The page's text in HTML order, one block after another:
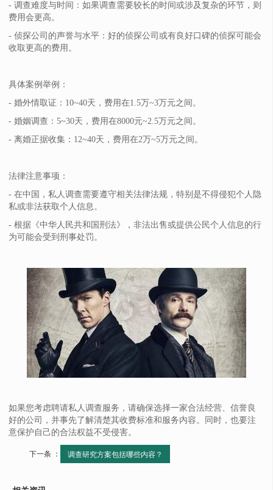
- 调查难度与时间：如果调查需要较长的时间或涉及复杂的环节，则
费用会更高。
- 侦探公司的声誉与水平：好的侦探公司或有良好口碑的侦探可能会
收取更高的费用。
具体案例举例：
- 婚外情取证：10~40天，费用在1.5万~3万元之间。
- 婚姻调查：5~30天，费用在8000元~2.5万元之间。
- 离婚正据收集：12~40天，费用在2万~5万元之间。
法律注意事项：
- 在中国，私人调查需要遵守相关法律法规，特别是不得侵犯个人隐
私或非法获取个人信息。
- 根据《中华人民共和国刑法》，非法出售或提供公民个人信息的行
为可能会受到刑事处罚。
如果您考虑聘请私人调查服务，请确保选择一家合法经营、信誉良
好的公司，并事先了解清楚其收费标准和服务内容。同时，也要注
意保护自己的合法权益不受侵害。
下一条 ： 调查研究方案包括哪些内容？